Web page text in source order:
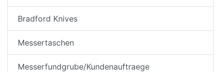
Bradford Knives
Messertaschen
Messerfundgrube/Kundenauftraege